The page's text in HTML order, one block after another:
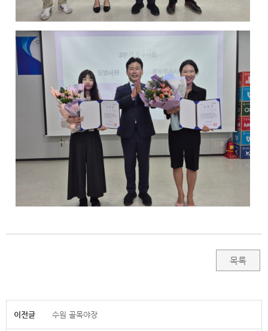
목록
이전글 수원 골목야장